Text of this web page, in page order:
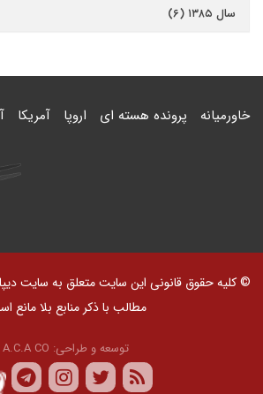
سال ۱۳۸۵ (۶)
خاورمیانه پرونده هسته ای اروپا آمریکا
© کلیه حقوق قانونی این سایت متعلق به سایت
مطالب با ذکر منابع بلا مانع
توسعه و طراحی: A.C.A CO